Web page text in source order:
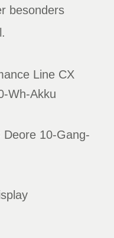
besonders
Line CX
Wh-Akku
10-Gang-